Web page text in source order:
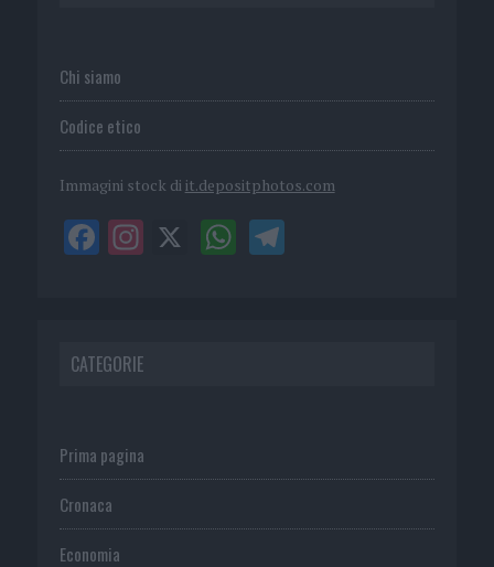
Chi siamo
Codice etico
Immagini stock di it.depositphotos.com
CATEGORIE
Prima pagina
Cronaca
Economia